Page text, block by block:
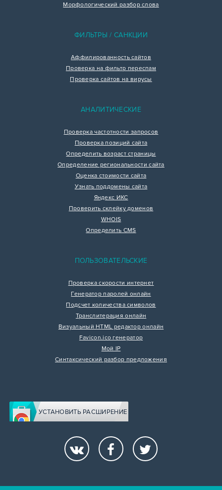
Морфологический разбор слова
ФИЛЬТРЫ / САНКЦИИ
Аффилированность сайтов
Проверка на фильтр переспам
Проверка сайтов на вирусы
АНАЛИТИЧЕСКИЕ
Проверка частотности запросов
Проверка позиций сайта
Определить возраст страницы
Определение региональности сайта
Оценка стоимости сайта
Узнать поддомены сайта
Яндекс ИКС
Проверить склейку доменов
WHOIS
Определить CMS
ПОЛЬЗОВАТЕЛЬСКИЕ
Проверка скорости интернет
Генератор паролей онлайн
Подсчет количества символов
Транслитерация онлайн
Визуальный HTML редактор онлайн
Favicon.ico генератор
Мой IP
Синтаксический разбор предложения
УСТАНОВИТЬ РАСШИРЕНИЕ